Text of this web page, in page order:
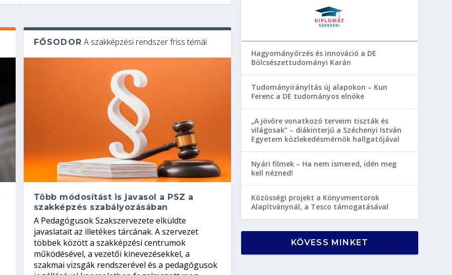
FŐSODOR A szakképzési rendszer friss témái
Több módosítást is javasol a PSZ a
szakképzés szabályozásában
A Pedagógusok Szakszervezete elküldte
javaslatait az illetékes tárcának. A szervezet
többek között a szakképzési centrumok
működésével, a vezetői kinevezésekkel, a
szakmai vizsgák rendszerével és a pedagógusok
Hagyományőrzés és innováció a DE
Bölcsészettudományi Karán
Tudományirányítás új alapokon – Kun
Ferenc a DE tudományos elnöke
„A jövőre vonatkozó terveim tiszták és
világosak” – diákinterjú a Széchenyi István
Egyetem közlekedésmérnök hallgatójával
Nyári filmek – Ha nem ismered, idén meg
kell nézned!
Közösségi projekt a Könyvmentorok
Alapítványnál, a Tesco támogatásával
KÖVESS MINKET